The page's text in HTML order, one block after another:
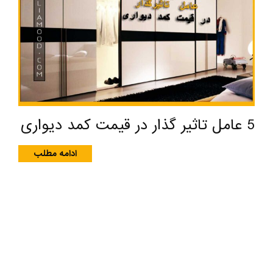
5 عامل تاثیر گذار در قیمت کمد دیواری
ادامه مطلب